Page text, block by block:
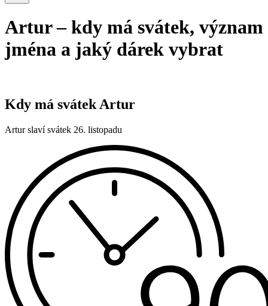
Artur – kdy má svátek, význam
jména a jaký dárek vybrat
Kdy má svátek Artur
Artur slaví svátek 26. listopadu